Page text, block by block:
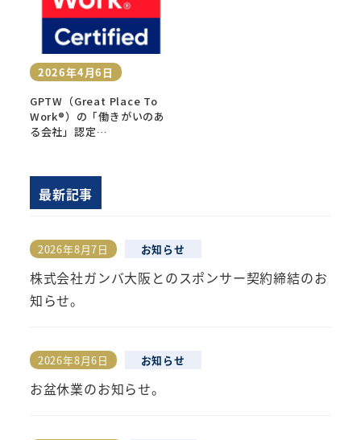
GPTW（Great Place To
Work®）の「働きがいのあ
る会社」認定…
投稿日
2026年4月6日
最新記事
株式会社ガンバ大阪とのスポンサー契約締結のお
知らせ。
投稿日
2026年8月7日 お知らせ
お盆休業のお知らせ。
投稿日
2026年8月6日 お知らせ